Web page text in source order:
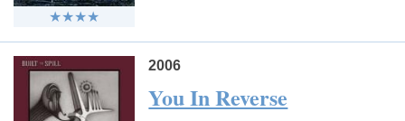
2006
You In Reverse